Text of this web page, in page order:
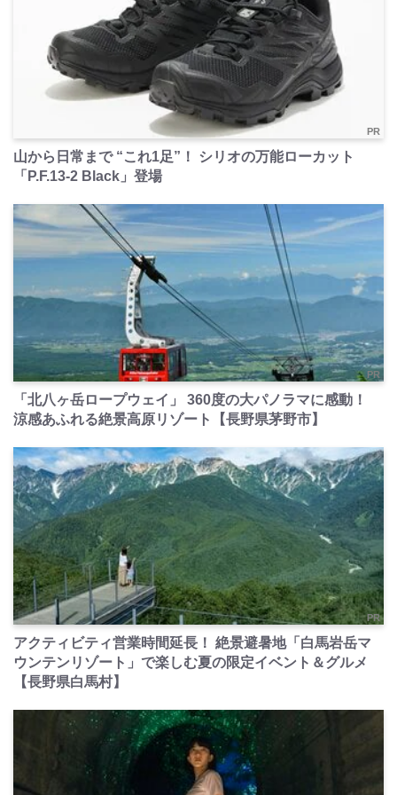
PR
山から日常まで “これ1足”！ シリオの万能ローカット
「P.F.13-2 Black」登場
PR
「北八ヶ岳ロープウェイ」 360度の大パノラマに感動！
涼感あふれる絶景高原リゾート【長野県茅野市】
PR
アクティビティ営業時間延長！ 絶景避暑地「白馬岩岳マ
ウンテンリゾート」で楽しむ夏の限定イベント＆グルメ
【長野県白馬村】